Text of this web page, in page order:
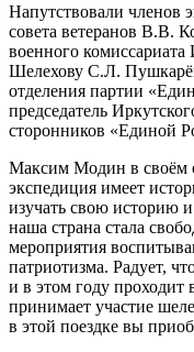
Напутствовали членов
совета ветеранов В.В.
военного
Шелехову С.Л.
отделения партии
председатель
сторонников «Единой
Максим Модин в своём
экспедиция имеет
изучать свою историю
наша страна стала
мероприятия
патриотизма. Радует,
и в этом году проходит
принимает участие
в этой поездке вы